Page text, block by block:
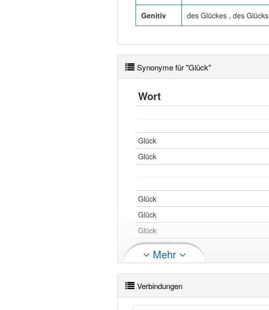
Genitiv des Glückes , des Glücks
Synonyme für "Glück"
Wort
Glück
Glück
Glück
Glück
Glück
Glück
Glück
Mehr
Verbindungen